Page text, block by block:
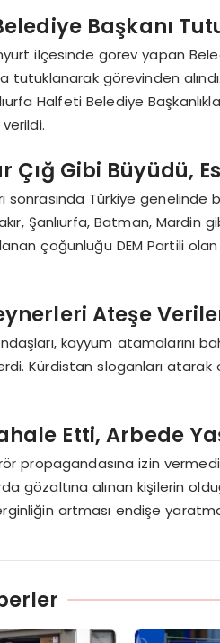
Başkanı
ilçesinde görev yapan
tutuklanarak görevinden
Halfeti Belediye
Çığ Gibi Büyüdü,
sonrasında Türkiye
Şanlıurfa, Batman, Mardin
çoğunluğu DEM Partili
Ateşe
kayyum atamalarını
Kürdistan sloganları atarak
Etti, Arbede
propagandasına izin
gözaltına alınan kişilerin
artması endişe